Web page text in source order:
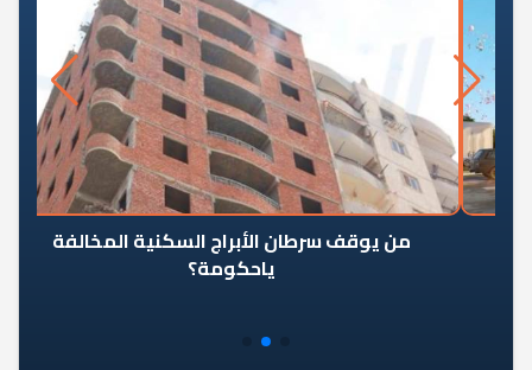
من يوقف سرطان الأبراج السكنية المخالفة
ياحكومة؟